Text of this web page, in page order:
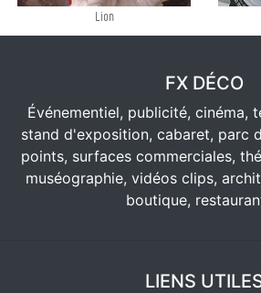
Lion
FX DÉCO
Événementiel, publicité, cinéma,
stand d'exposition, cabaret, parc
points, surfaces commerciales,
muséographie, vidéos clips,
boutique,
LIENS